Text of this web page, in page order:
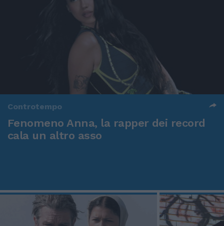
Controtempo
Fenomeno Anna, la rapper dei record
cala un altro asso